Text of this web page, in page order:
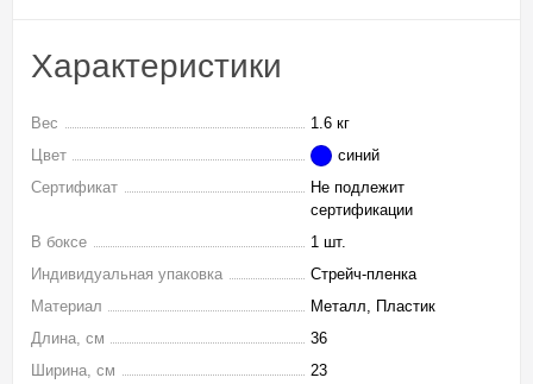
Характеристики
Вес
1.6 кг
Цвет
синий
Сертификат
Не подлежит
сертификации
В боксе
1 шт.
Индивидуальная упаковка
Стрейч-пленка
Материал
Металл, Пластик
Длина, см
36
Ширина, см
23